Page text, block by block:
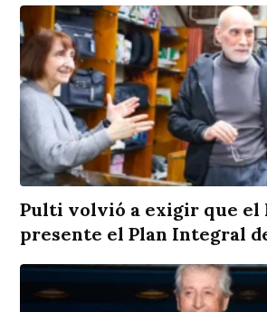
Pulti volvió a exigir que el
presente el Plan Integral